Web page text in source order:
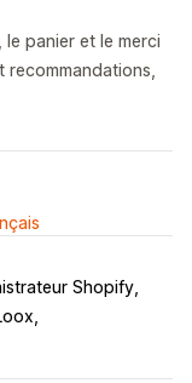
panier et le merci
recommandations,
Shopify